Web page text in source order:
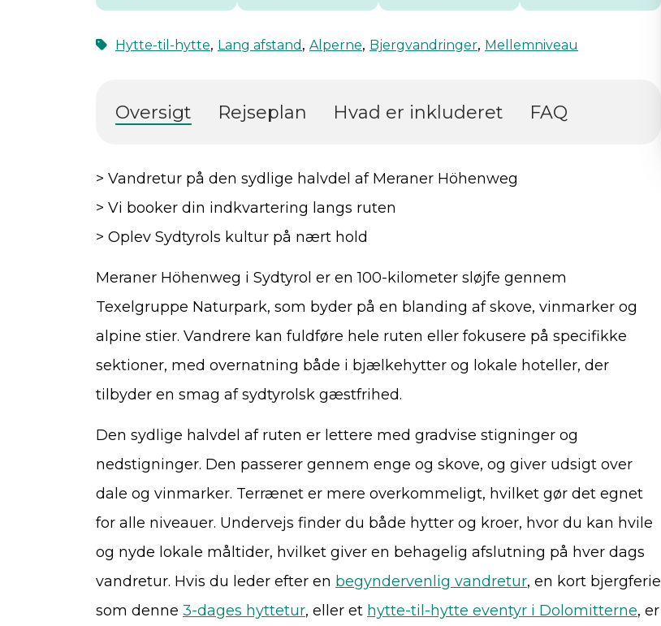
Hytte-til-hytte, Lang afstand , Alperne, Bjergvandringer, Mellemniveau
Oversigt Rejseplan Hvad er inkluderet FAQ
> Vandretur på den sydlige halvdel af Meraner Höhenweg
> Vi booker din indkvartering langs ruten
> Oplev Sydtyrols kultur på nært hold
Meraner Höhenweg i Sydtyrol er en 100-kilometer sløjfe gennem
Texelgruppe Naturpark, som byder på en blanding af skove, vinmarker og
alpine stier. Vandrere kan fuldføre hele ruten eller fokusere på specifikke
sektioner, med overnatning både i bjælkehytter og lokale hoteller, der
tilbyder en smag af sydtyrolsk gæstfrihed.
Den sydlige halvdel af ruten er lettere med gradvise stigninger og
nedstigninger. Den passerer gennem enge og skove, og giver udsigt over
dale og vinmarker. Terrænet er mere overkommeligt, hvilket gør det egnet
for alle niveauer. Undervejs finder du både hytter og kroer, hvor du kan hvile
og nyde lokale måltider, hvilket giver en behagelig afslutning på hver dags
vandretur. Hvis du leder efter en begyndervenlig vandretur, en kort bjergferie
som denne 3-dages hyttetur, eller et hytte-til-hytte eventyr i Dolomitterne, er